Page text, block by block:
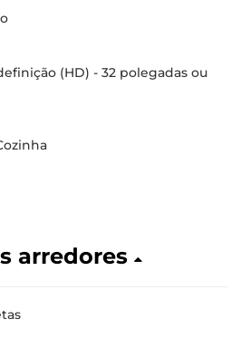
(HD) - 32 polegadas ou
arredores